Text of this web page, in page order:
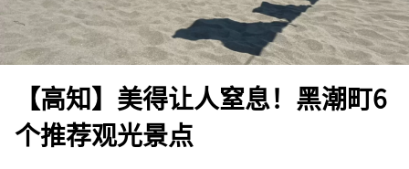
【高知】美得让人窒息！黑潮町6
个推荐观光景点